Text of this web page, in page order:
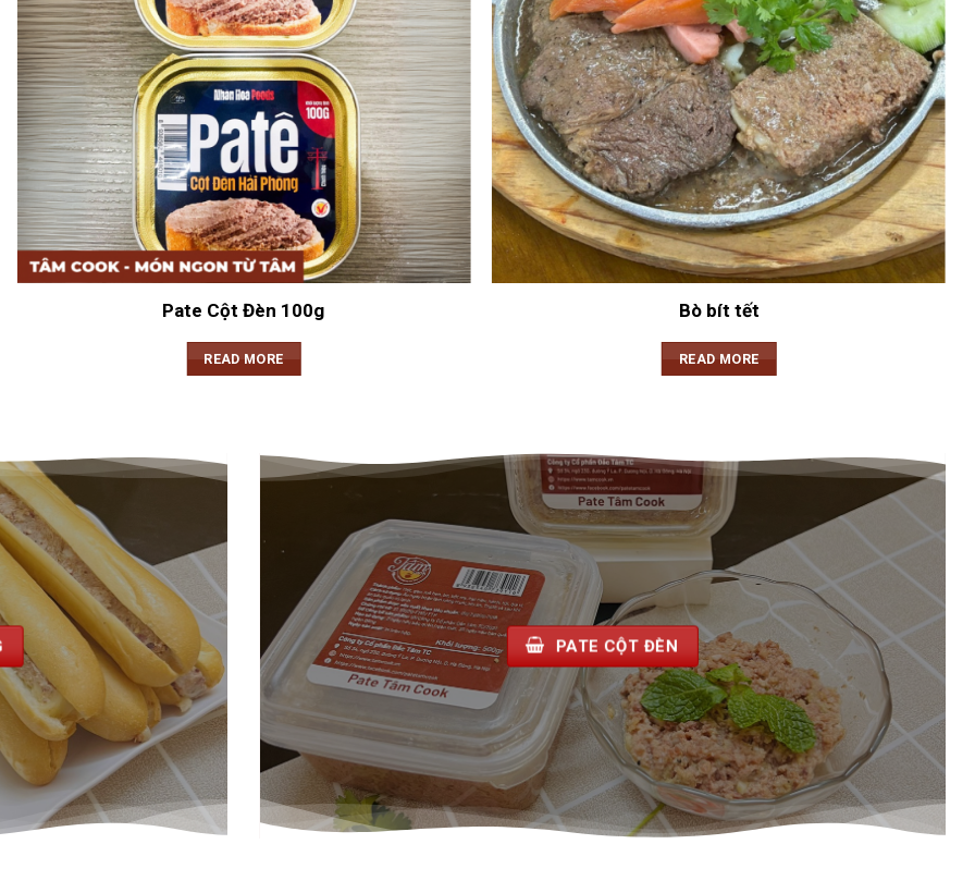
Pate Cột Đèn 100g
READ MORE
Bò bít tết
READ MORE
PHÒNG
PATE CỘT ĐÈN